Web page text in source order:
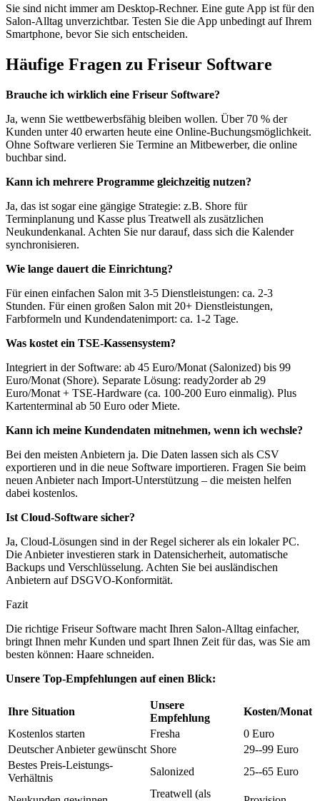
Sie sind nicht immer am Desktop-Rechner. Eine gute App ist für den
Salon-Alltag unverzichtbar. Testen Sie die App unbedingt auf Ihrem
Smartphone, bevor Sie sich entscheiden.
Häufige Fragen zu Friseur Software
Brauche ich wirklich eine Friseur Software?
Ja, wenn Sie wettbewerbsfähig bleiben wollen. Über 70 % der
Kunden unter 40 erwarten heute eine Online-Buchungsmöglichkeit.
Ohne Software verlieren Sie Termine an Mitbewerber, die online
buchbar sind.
Kann ich mehrere Programme gleichzeitig nutzen?
Ja, das ist sogar eine gängige Strategie: z.B. Shore für
Terminplanung und Kasse plus Treatwell als zusätzlichen
Neukundenkanal. Achten Sie nur darauf, dass sich die Kalender
synchronisieren.
Wie lange dauert die Einrichtung?
Für einen einfachen Salon mit 3-5 Dienstleistungen: ca. 2-3
Stunden. Für einen großen Salon mit 20+ Dienstleistungen,
Farbformeln und Kundendatenimport: ca. 1-2 Tage.
Was kostet ein TSE-Kassensystem?
Integriert in der Software: ab 45 Euro/Monat (Salonized) bis 99
Euro/Monat (Shore). Separate Lösung: ready2order ab 29
Euro/Monat + TSE-Hardware (ca. 100-200 Euro einmalig). Plus
Kartenterminal ab 50 Euro oder Miete.
Kann ich meine Kundendaten mitnehmen, wenn ich wechsle?
Bei den meisten Anbietern ja. Die Daten lassen sich als CSV
exportieren und in die neue Software importieren. Fragen Sie beim
neuen Anbieter nach Import-Unterstützung – die meisten helfen
dabei kostenlos.
Ist Cloud-Software sicher?
Ja, Cloud-Lösungen sind in der Regel sicherer als ein lokaler PC.
Die Anbieter investieren stark in Datensicherheit, automatische
Backups und Verschlüsselung. Achten Sie bei ausländischen
Anbietern auf DSGVO-Konformität.
Fazit
Die richtige Friseur Software macht Ihren Salon-Alltag einfacher,
bringt Ihnen mehr Kunden und spart Ihnen Zeit für das, was Sie am
besten können: Haare schneiden.
Unsere Top-Empfehlungen auf einen Blick:
Ihre Situation
Unsere
Empfehlung
Kosten/Monat
Kostenlos starten
Fresha
0 Euro
Deutscher Anbieter gewünscht Shore
29--99 Euro
Bestes Preis-Leistungs-
Verhältnis
Salonized 25--65 Euro
Treatwell (als